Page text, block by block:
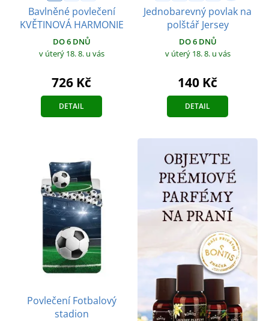
Bavlněné povlečení
KVĚTINOVÁ HARMONIE
DO 6 DNŮ
v úterý 18. 8. u vás
726 Kč
DETAIL
Jednobarevný povlak na
polštář Jersey
DO 6 DNŮ
v úterý 18. 8. u vás
140 Kč
DETAIL
Povlečení Fotbalový
stadion